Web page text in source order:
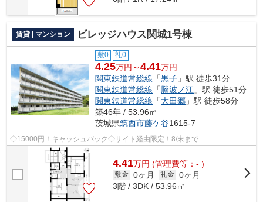
賃貸 | マンション ビレッジハウス関城1号棟
敷0 礼0
4.25万円～4.41万円
関東鉄道常総線 「黒子 」駅 徒歩31分
関東鉄道常総線 「 騰波ノ江 」駅 徒歩51分
関東鉄道常総線 「大田郷 」駅 徒歩58分
築46年 / 53.96㎡
茨城県筑西市藤ケ谷1615-7
◇15000円！キャッシュバック◇サイト経由限定！8/末まで
4.41万円 (管理費等：- )
敷金 0ヶ月 礼金 0ヶ月
3階 / 3DK / 53.96㎡